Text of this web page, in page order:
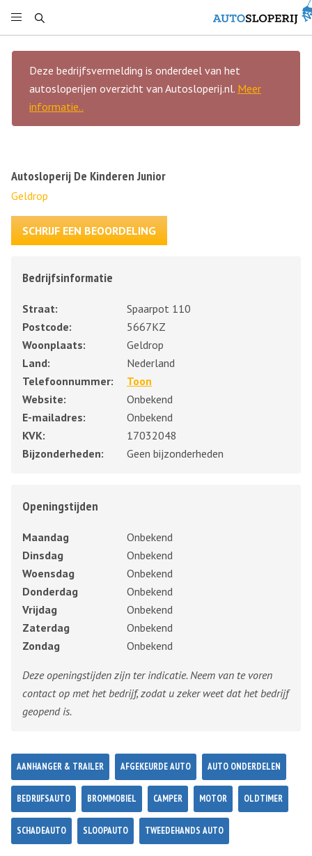
Deze bedrijfsvermelding is onderdeel van het
autosloperijen overzicht van Autosloperij.nl. Meer
informatie..
Autosloperij De Kinderen Junior
Geldrop
SCHRIJF EEN BEOORDELING
Bedrijfsinformatie
Straat:
Spaarpot 110
Postcode:
5667KZ
Woonplaats:
Geldrop
Land:
Nederland
Telefoonnummer:
Toon
Website:
Onbekend
E-mailadres:
Onbekend
KVK:
17032048
Bijzonderheden:
Geen bijzonderheden
Openingstijden
Maandag
Onbekend
Dinsdag
Onbekend
Woensdag
Onbekend
Donderdag
Onbekend
Vrijdag
Onbekend
Zaterdag
Onbekend
Zondag
Onbekend
Deze openingstijden zijn ter indicatie. Neem van te voren
contact op met het bedrijf, zodat u zeker weet dat het bedrijf
geopend is.
AANHANGER & TRAILER AFGEKEURDE AUTO AUTO ONDERDELEN
BEDRIJFSAUTO BROMMOBIEL CAMPER MOTOR OLDTIMER
SCHADEAUTO SLOOPAUTO TWEEDEHANDS AUTO